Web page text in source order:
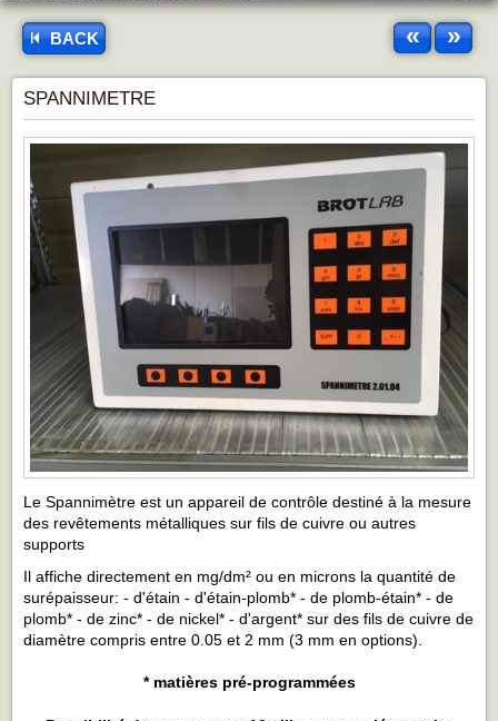
BACK « »
SPANNIMETRE
Le Spannimètre est un appareil de contrôle destiné à la mesure
des revêtements métalliques sur fils de cuivre ou autres
supports
Il affiche directement en mg/dm² ou en microns la quantité de
surépaisseur: - d'étain - d'étain-plomb* - de plomb-étain* - de
plomb* - de zinc* - de nickel* - d'argent* sur des fils de cuivre de
diamètre compris entre 0.05 et 2 mm (3 mm en options).
* matières pré-programmées